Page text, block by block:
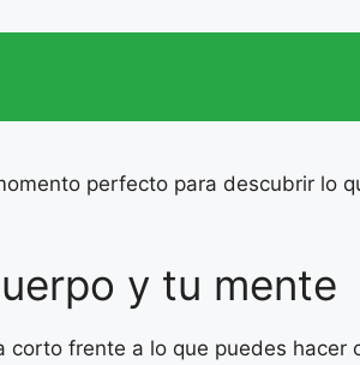
perfecto para descubrir lo
y tu mente
frente a lo que puedes hacer